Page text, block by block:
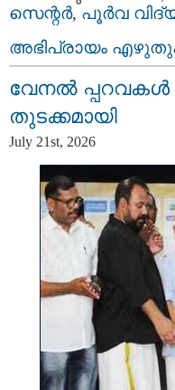
സെന്റര്‍, പൂര്‍വ
അഭിപ്രായം
വേനൽ പ്പറവകൾ
തുടക്കമായി
July 21st, 2026